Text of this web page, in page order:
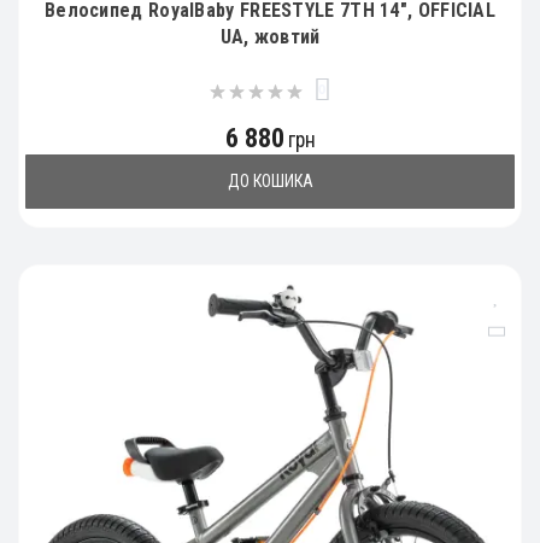
Велосипед RoyalBaby FREESTYLE 7TH 14", OFFICIAL
UA, жовтий
6 880 грн
ДО КОШИКА